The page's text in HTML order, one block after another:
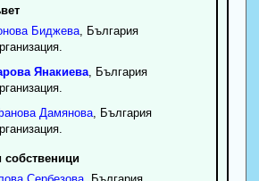
Биджева, България
Янакиева, България
Дамянова, България
собственици